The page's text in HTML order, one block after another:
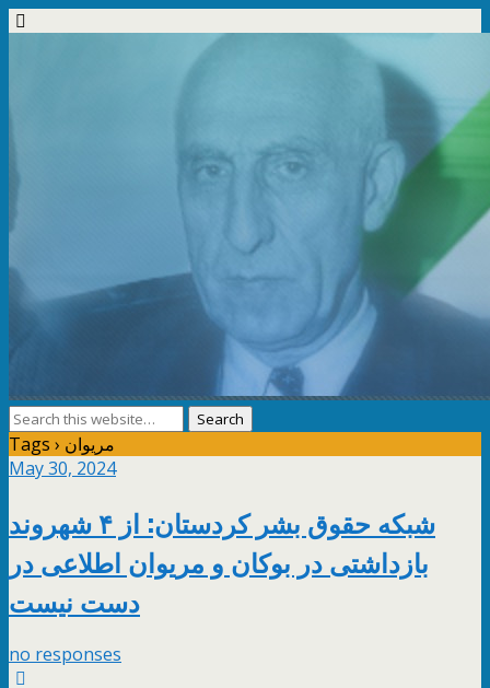
Tags › مریوان
May 30, 2024
شبکه حقوق بشر کردستان: از ۴ شهروند
بازداشتی در بوکان و مریوان اطلاعی در
دست نیست
no responses